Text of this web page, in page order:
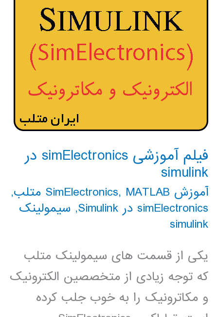
فیلم آموزشی simElectronics در
simulink
آموزش SimElectronics , MATLAB متلب
,
simElectronics در Simulink
, سیمولینک
simulink
یکی از قسمت های سیمولینک متلب
که توجه زیادی از متخصصین الکترونیک
و مکاترونیک را به خوب جلب کرده